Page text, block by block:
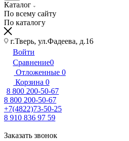
Каталог
По всему сайту
По каталогу
г.Тверь, ул.Фадеева, д.16
Войти
Сравнение0
Отложенные 0
Корзина 0
8 800 200-50-67
8 800 200-50-67
+7(4822)73-50-25
8 910 836 97 59
Заказать звонок